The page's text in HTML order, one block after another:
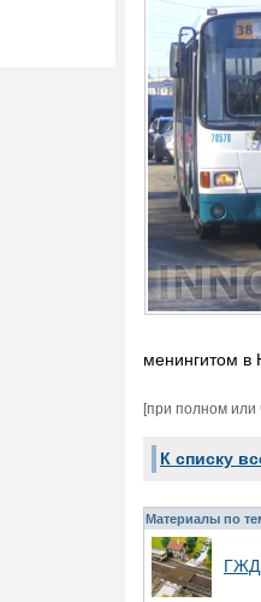
менингитом в
[при полном или
К списку
Материалы по
ГЖД